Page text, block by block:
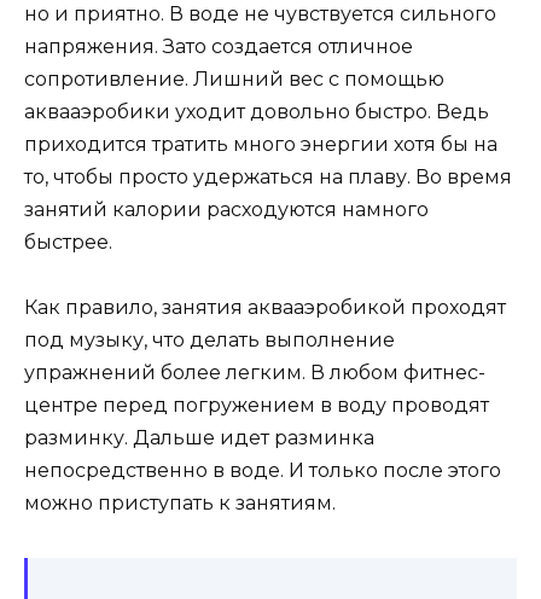
но и приятно. В воде не чувствуется сильного
напряжения. Зато создается отличное
сопротивление. Лишний вес с помощью
аквааэробики уходит довольно быстро. Ведь
приходится тратить много энергии хотя бы на
то, чтобы просто удержаться на плаву. Во время
занятий калории расходуются намного
быстрее.
Как правило, занятия аквааэробикой проходят
под музыку, что делать выполнение
упражнений более легким. В любом фитнес-
центре перед погружением в воду проводят
разминку. Дальше идет разминка
непосредственно в воде. И только после этого
можно приступать к занятиям.